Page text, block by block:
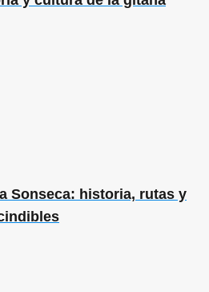
Sonseca: historia, rutas y